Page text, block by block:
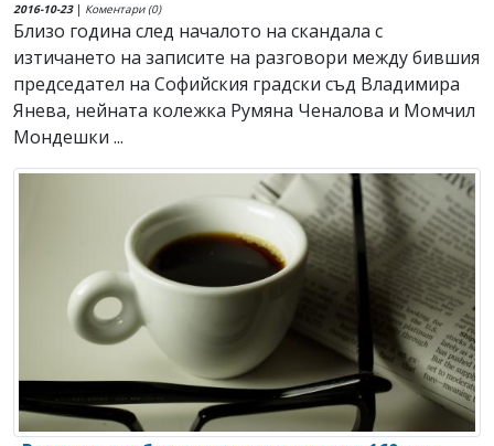
2016-10-23| Коментари (0)
Близо година след началото на скандала с
изтичането на записите на разговори между бившия
председател на Софийския градски съд Владимира
Янева, нейната колежка Румяна Ченалова и Момчил
Мондешки ...